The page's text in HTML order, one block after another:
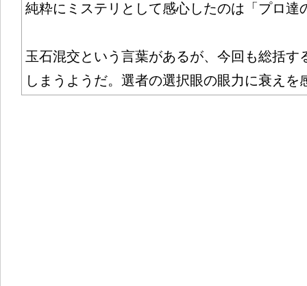
純粋にミステリとして感心したのは「プロ達
玉石混交という言葉があるが、今回も総括す
しまうようだ。選者の選択眼の眼力に衰えを